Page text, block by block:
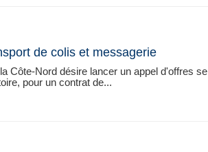
de colis et messagerie
Côte-Nord désire lancer un appel d'offres
pour un contrat de...